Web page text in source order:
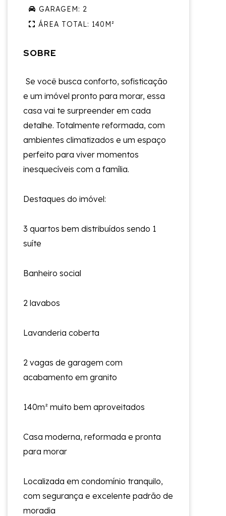
GARAGEM: 2
ÁREA TOTAL: 140M²
SOBRE
Se você busca conforto, sofisticação
e um imóvel pronto para morar, essa
casa vai te surpreender em cada
detalhe. Totalmente reformada, com
ambientes climatizados e um espaço
perfeito para viver momentos
inesquecíveis com a família.
Destaques do imóvel:
3 quartos bem distribuídos sendo 1
suíte
Banheiro social
2 lavabos
Lavanderia coberta
2 vagas de garagem com
acabamento em granito
140m² muito bem aproveitados
Casa moderna, reformada e pronta
para morar
Localizada em condomínio tranquilo,
com segurança e excelente padrão de
moradia